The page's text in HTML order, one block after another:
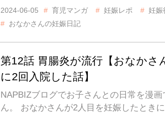
2024-06-05 育児マンガ 妊娠レポ
妊娠
おなかさんの妊娠日記
第12話 胃腸炎が流行【おなかさ
に2回入院した話】
NAPBIZブログでお子さんとの日常を漫
ん。 おなかさんが2人目を妊娠したとき